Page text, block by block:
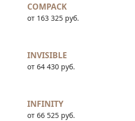
COMPACK
от 163 325 руб.
INVISIBLE
от 64 430 руб.
INFINITY
от 66 525 руб.